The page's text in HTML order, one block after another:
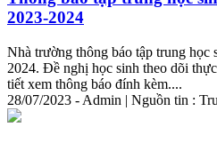
2023-2024
Nhà trường thông báo tập trung học
2024. Đề nghị học sinh theo dõi
tiết xem thông báo đính kèm....
28/07/2023 - Admin | Nguồn tin :